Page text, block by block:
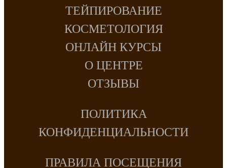
ТЕЙПИРОВАНИЕ
КОСМЕТОЛОГИЯ
ОНЛАЙН КУРСЫ
О ЦЕНТРЕ
ОТЗЫВЫ
ПОЛИТИКА
КОНФИДЕНЦИАЛЬНОСТИ
ПРАВИЛА ПОСЕЩЕНИЯ